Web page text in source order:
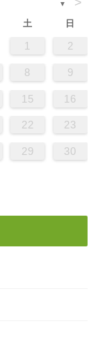
▼ >
土 日
1 2
8 9
15 16
22 23
29 30